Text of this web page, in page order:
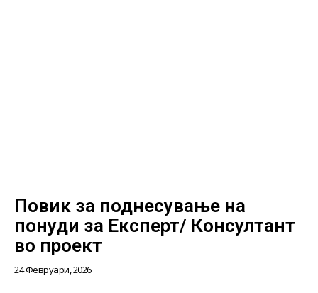
Повик за поднесување на
понуди за Експерт/ Консултант
во проект
24 Февруари, 2026